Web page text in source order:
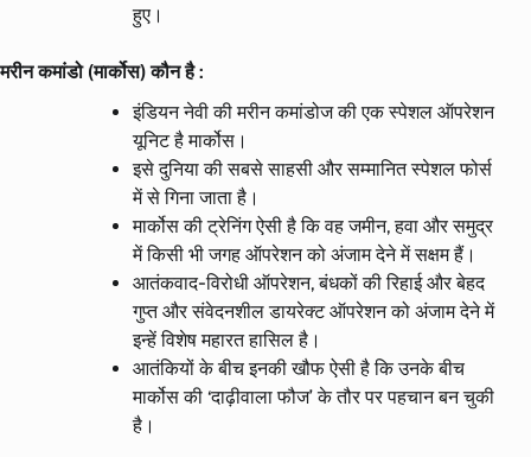
हुए।
मरीन कमांडो (मार्कोस) कौन है :
इंडियन नेवी की मरीन कमांडोज की एक स्पेशल ऑपरेशन
यूनिट है मार्कोस।
इसे दुनिया की सबसे साहसी और सम्मानित स्पेशल फोर्स
में से गिना जाता है।
मार्कोस की ट्रेनिंग ऐसी है कि वह जमीन, हवा और समुद्र
में किसी भी जगह ऑपरेशन को अंजाम देने में सक्षम हैं।
आतंकवाद-विरोधी ऑपरेशन, बंधकों की रिहाई और बेहद
गुप्त और संवेदनशील डायरेक्ट ऑपरेशन को अंजाम देने में
इन्हें विशेष महारत हासिल है।
आतंकियों के बीच इनकी खौफ ऐसी है कि उनके बीच
मार्कोस की ‘दाढ़ीवाला फौज’ के तौर पर पहचान बन चुकी
है।